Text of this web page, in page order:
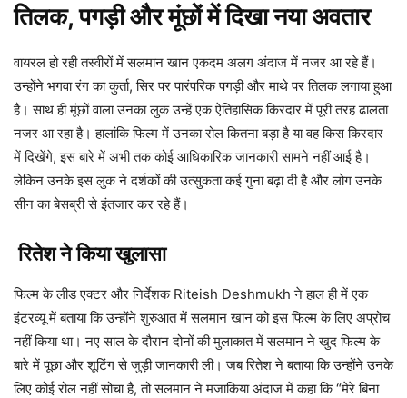
तिलक, पगड़ी और मूंछों में दिखा नया अवतार
वायरल हो रही तस्वीरों में सलमान खान एकदम अलग अंदाज में नजर आ रहे हैं।
उन्होंने भगवा रंग का कुर्ता, सिर पर पारंपरिक पगड़ी और माथे पर तिलक लगाया हुआ
है। साथ ही मूंछों वाला उनका लुक उन्हें एक ऐतिहासिक किरदार में पूरी तरह ढालता
नजर आ रहा है। हालांकि फिल्म में उनका रोल कितना बड़ा है या वह किस किरदार
में दिखेंगे, इस बारे में अभी तक कोई आधिकारिक जानकारी सामने नहीं आई है।
लेकिन उनके इस लुक ने दर्शकों की उत्सुकता कई गुना बढ़ा दी है और लोग उनके
सीन का बेसब्री से इंतजार कर रहे हैं।
रितेश ने किया खुलासा
फिल्म के लीड एक्टर और निर्देशक Riteish Deshmukh ने हाल ही में एक
इंटरव्यू में बताया कि उन्होंने शुरुआत में सलमान खान को इस फिल्म के लिए अप्रोच
नहीं किया था। नए साल के दौरान दोनों की मुलाकात में सलमान ने खुद फिल्म के
बारे में पूछा और शूटिंग से जुड़ी जानकारी ली। जब रितेश ने बताया कि उन्होंने उनके
लिए कोई रोल नहीं सोचा है, तो सलमान ने मजाकिया अंदाज में कहा कि “मेरे बिना